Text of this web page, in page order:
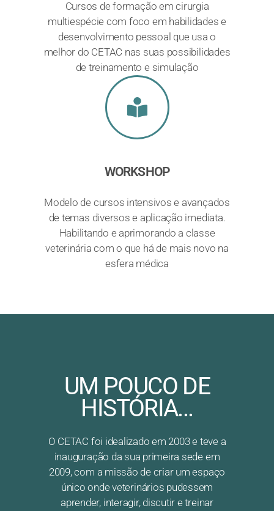
Cursos de formação em cirurgia
multiespécie com foco em habilidades e
desenvolvimento pessoal que usa o
melhor do CETAC nas suas possibilidades
de treinamento e simulação
WORKSHOP
Modelo de cursos intensivos e avançados
de temas diversos e aplicação imediata.
Habilitando e aprimorando a classe
veterinária com o que há de mais novo na
esfera médica
UM POUCO DE
HISTÓRIA...
O CETAC foi idealizado em 2003 e teve a
inauguração da sua primeira sede em
2009, com a missão de criar um espaço
único onde veterinários pudessem
aprender, interagir, discutir e treinar